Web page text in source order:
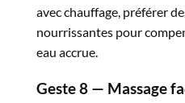
avec chauffage, préférer
nourrissantes pour
eau accrue.​
Geste 8 — Massage